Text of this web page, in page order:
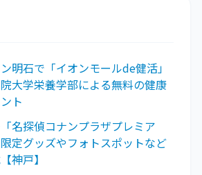
明石で「イオンモールde健活」
大学栄養学部による無料の健康
ト
名探偵コナンプラザプレミア
定グッズやフォトスポットなど
神戸】